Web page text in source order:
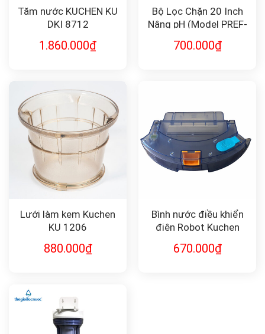
Tăm nước KUCHEN KU
DKI 8712
1.860.000₫
Bộ Lọc Chặn 20 Inch
Nâng pH (Model PREF-
Nước Axit
700.000₫
Lưới làm kem Kuchen
KU 1206
880.000₫
Bình nước điều khiển
điện Robot Kuchen
670.000₫